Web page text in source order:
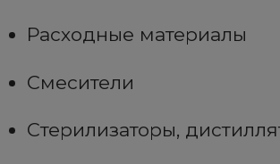
Расходные материалы
Смесители
Стерилизаторы,